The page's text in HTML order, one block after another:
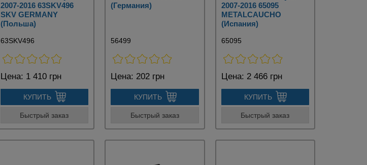
2007-2016 63SKV496
SKV GERMANY
(Польша)
63SKV496
Цена: 1 410 грн
КУПИТЬ
Быстрый заказ
(Германия)
56499
Цена: 202 грн
КУПИТЬ
Быстрый заказ
2007-2016 65095
METALCAUCHO
(Испания)
65095
Цена: 2 466 грн
КУПИТЬ
Быстрый заказ